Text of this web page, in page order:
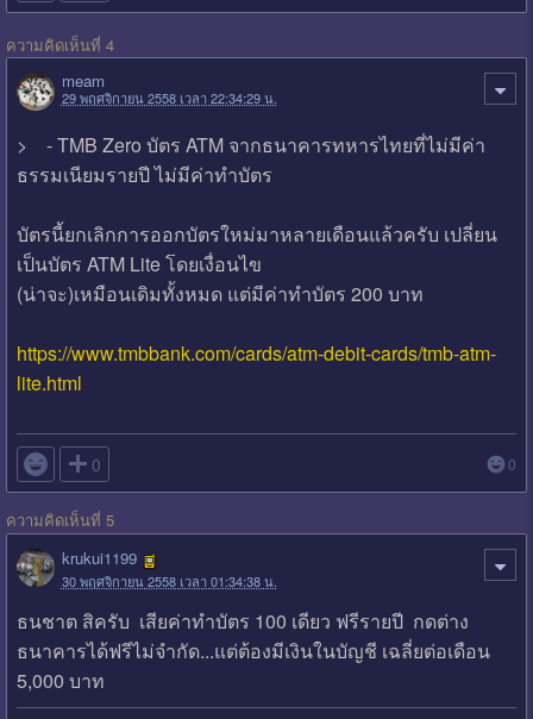
ความคิดเห็นที่ 4
meam
29 พฤศจิกายน 2558 เวลา 22:34:29 น.
> - TMB Zero บัตร ATM จากธนาคารทหารไทยที่ไม่มีค่า
ธรรมเนียมรายปี ไม่มีค่าทำบัตร
บัตรนี้ยกเลิกการออกบัตรใหม่มาหลายเดือนแล้วครับ เปลี่ยน
เป็นบัตร ATM Lite โดยเงื่อนไข
(น่าจะ)เหมือนเดิมทั้งหมด แต่มีค่าทำบัตร 200 บาท
https://www.tmbbank.com/cards/atm-debit-cards/tmb-atm-
lite.html
 0 0
ความคิดเห็นที่ 5
krukui1199
30 พฤศจิกายน 2558 เวลา 01:34:38 น.
ธนชาต สิครับ เสียค่าทำบัตร 100 เดียว ฟรีรายปี กดต่าง
ธนาคารได้ฟรีไม่จำกัด...แต่ต้องมีเงินในบัญชี เฉลี่ยต่อเดือน
5,000 บาท